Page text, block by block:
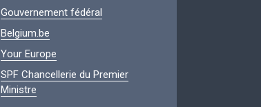
Gouvernement fédéral
Belgium.be
Your Europe
SPF Chancellerie du Premier
Ministre